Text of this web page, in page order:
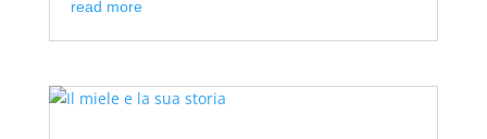
read more